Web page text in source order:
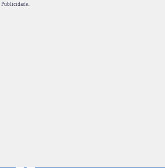
Publicidade.